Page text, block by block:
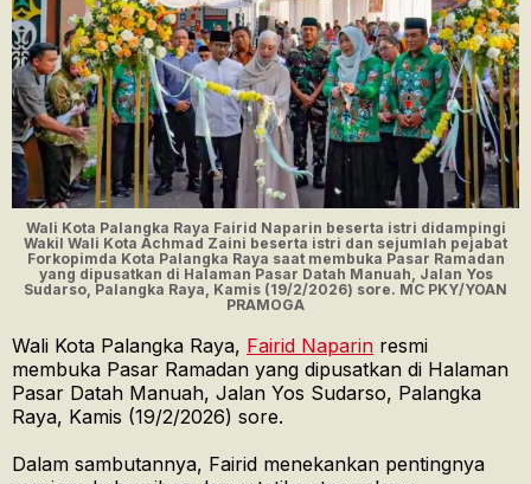
Wali Kota Palangka Raya Fairid Naparin beserta istri didampingi
Wakil Wali Kota Achmad Zaini beserta istri dan sejumlah pejabat
Forkopimda Kota Palangka Raya saat membuka Pasar Ramadan
yang dipusatkan di Halaman Pasar Datah Manuah, Jalan Yos
Sudarso, Palangka Raya, Kamis (19/2/2026) sore. MC PKY/YOAN
PRAMOGA
Wali Kota Palangka Raya, Fairid Naparin resmi
membuka Pasar Ramadan yang dipusatkan di Halaman
Pasar Datah Manuah, Jalan Yos Sudarso, Palangka
Raya, Kamis (19/2/2026) sore.
Dalam sambutannya, Fairid menekankan pentingnya